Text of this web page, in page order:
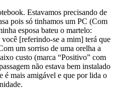
Estavamos precisando de
pois só tinhamos um PC (Com
esposa bateu o martelo:
[referindo-se a mim] terá que
um sorriso de uma orelha a
custo (marca “Positivo” com
não estava bem instalado
mais amigável e que por lida o